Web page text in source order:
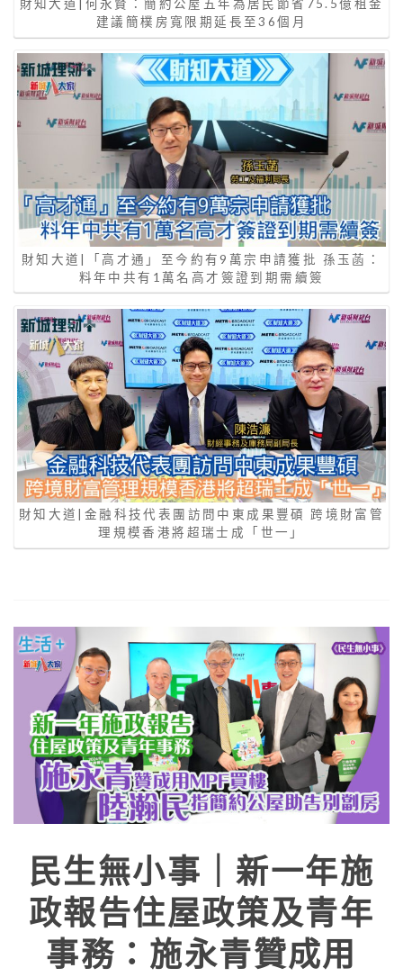
財知大道|何永賢：簡約公屋五年為居民節省75.5億租金
建議簡樸房寬限期延長至36個月
財知大道|「高才通」至今約有9萬宗申請獲批 孫玉菡：
料年中共有1萬名高才簽證到期需續簽
財知大道|金融科技代表團訪問中東成果豐碩 跨境財富管
理規模香港將超瑞士成「世一」
民生無小事｜新一年施
政報告住屋政策及青年
事務：施永青贊成用